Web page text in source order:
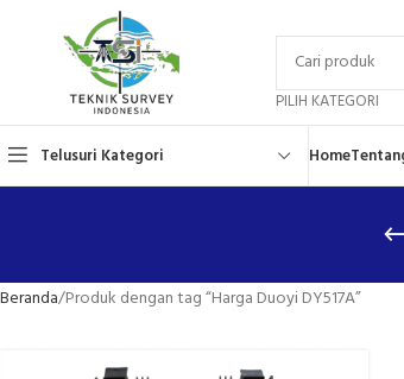
PILIH KATEGORI
Telusuri Kategori Home
Beranda Produk dengan tag “Harga Duoyi DY517A”